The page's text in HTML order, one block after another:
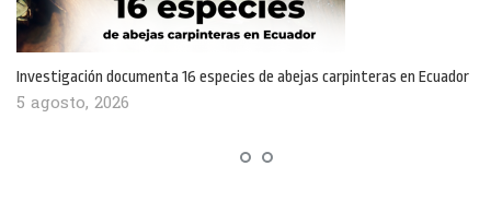
Investigación documenta 16 especies de abejas carpinteras en Ecuador
5 agosto, 2026